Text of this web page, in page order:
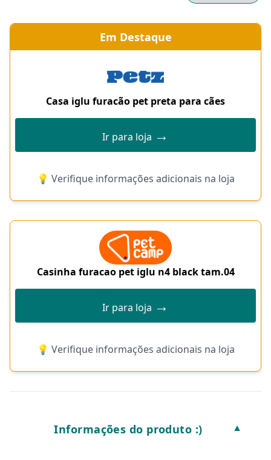
Em Destaque
Casa iglu furacão pet preta para cães
Ir para loja →
💡 Verifique informações adicionais na loja
Casinha furacao pet iglu n4 black tam.04
Ir para loja →
💡 Verifique informações adicionais na loja
Informações do produto :) ▼